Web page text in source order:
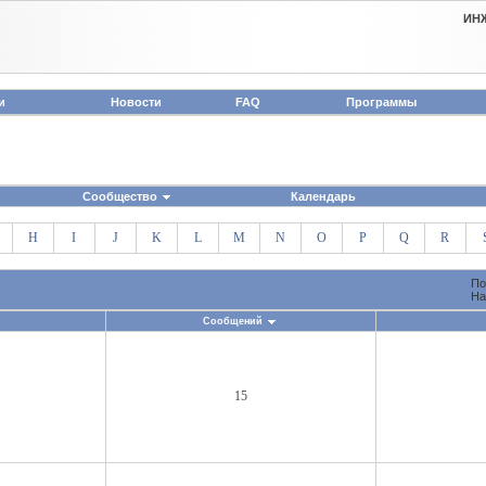
Новости FAQ Программы
Сообщество Календарь
H I J K L M N O P Q R
Сообщений
15